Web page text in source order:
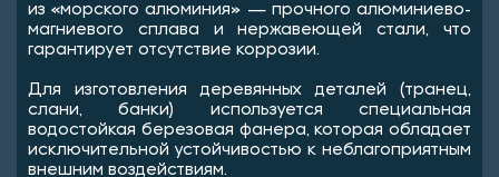
из «морского алюминия» — прочного алюминиево-
магниевого сплава и нержавеющей стали, что
гарантирует отсутствие коррозии.
Для изготовления деревянных деталей (транец,
слани, банки) используется специальная
водостойкая березовая фанера, которая обладает
исключительной устойчивостью к неблагоприятным
внешним воздействиям.